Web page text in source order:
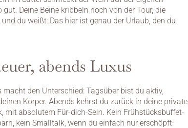
Deine Beine kribbeln noch von der Tour, die
du weißt: Das hier ist genau der Urlaub, den du
abends Luxus
macht den Unterschied: Tagsüber bist du aktiv,
Körper. Abends kehrst du zurück in deine private
mit absolutem Für-dich-Sein. Kein Frühstücksbuffet-
kein Smalltalk, wenn du einfach nur erschöpft-